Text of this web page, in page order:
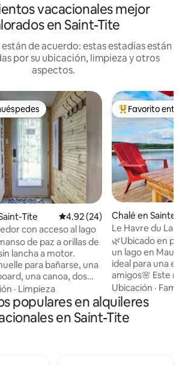
vacacionales mejor
en Saint-Tite
están de acuerdo: estas estadías están
por su ubicación, limpieza y otros
aspectos.
Tite Calificación promedio: 4.92 de
4.92 (24)
con acceso al lago
de paz a orillas de
lancha a motor.
para bañarse, una
una canoa, dos
una chimenea de
y una terraza
del Festival
y a 30 minutos del
· Limpieza
Favorito entre
Favorito entre
Chalé en Sainte-
Le Havre du Lac
agosto*
🌿Ubicado en
un lago en
ideal para una
amigos🌸 Este
todas las
relajarse en un
kayaks
muelle 🐟 Pesca
Ubicación ·
populares en alquileres
en Saint-Tite